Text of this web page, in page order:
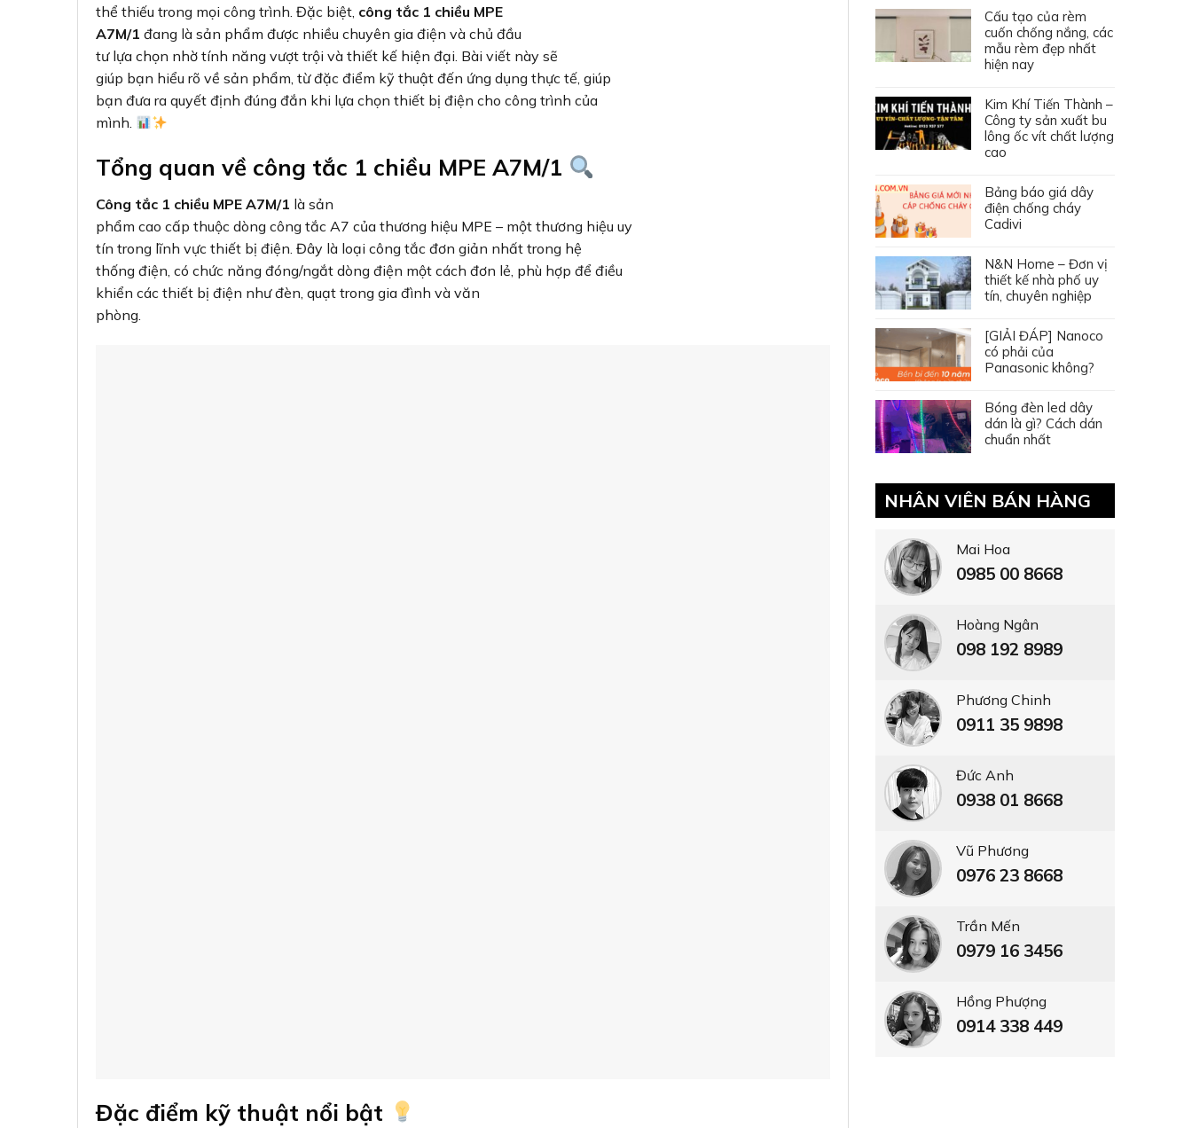
thể thiếu trong mọi công trình. Đặc biệt, công tắc 1 chiều MPE
A7M/1 đang là sản phẩm được nhiều chuyên gia điện và chủ đầu
tư lựa chọn nhờ tính năng vượt trội và thiết kế hiện đại. Bài viết này sẽ
giúp bạn hiểu rõ về sản phẩm, từ đặc điểm kỹ thuật đến ứng dụng thực tế, giúp
bạn đưa ra quyết định đúng đắn khi lựa chọn thiết bị điện cho công trình của
mình.
Tổng quan về công tắc 1 chiều MPE A7M/1
Công tắc 1 chiều MPE A7M/1 là sản
phẩm cao cấp thuộc dòng công tắc A7 của thương hiệu MPE – một thương hiệu uy
tín trong lĩnh vực thiết bị điện. Đây là loại công tắc đơn giản nhất trong hệ
thống điện, có chức năng đóng/ngắt dòng điện một cách đơn lẻ, phù hợp để điều
khiển các thiết bị điện như đèn, quạt trong gia đình và văn
phòng.
Đặc điểm kỹ thuật nổi bật
Cấu tạo của rèm
cuốn chống nắng, các
mẫu rèm đẹp nhất
hiện nay
Kim Khí Tiến Thành –
Công ty sản xuất bu
lông ốc vít chất lượng
cao
Bảng báo giá dây
điện chống cháy
Cadivi
N&N Home – Đơn vị
thiết kế nhà phố uy
tín, chuyên nghiệp
[GIẢI ĐÁP] Nanoco
có phải của
Panasonic không?
Bóng đèn led dây
dán là gì? Cách dán
chuẩn nhất
NHÂN VIÊN BÁN HÀNG
Mai Hoa
0985 00 8668
Hoàng Ngân
098 192 8989
Phương Chinh
0911 35 9898
Đức Anh
0938 01 8668
Vũ Phương
0976 23 8668
Trần Mến
0979 16 3456
Hồng Phượng
0914 338 449